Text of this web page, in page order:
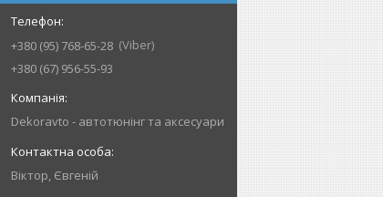
+380 (95) 768-65-28 Viber
+380 (67) 956-55-93
Dekoravto - автотюнінг та аксесуари
Віктор, Євгеній